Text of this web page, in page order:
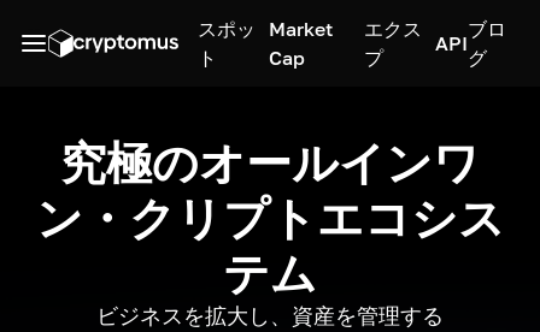
スポッ
ト
Market
Cap
エクス
プ
API
ブロ
グ
究極のオールインワ
ン・クリプトエコシス
テム
ビジネスを拡大し、資産を管理する